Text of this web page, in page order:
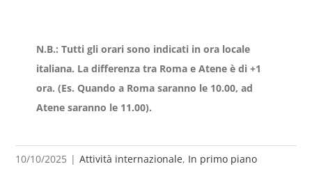
N.B.: Tutti gli orari sono indicati in ora locale
italiana. La differenza tra Roma e Atene è di +1
ora. (Es. Quando a Roma saranno le 10.00, ad
Atene saranno le 11.00).
10/10/2025 | Attività internazionale, In primo piano